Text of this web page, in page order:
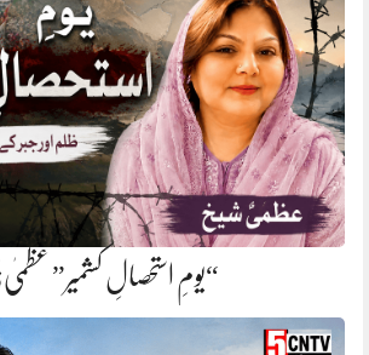
“یومِ استحصالِ کشمیر” عظمیٰ